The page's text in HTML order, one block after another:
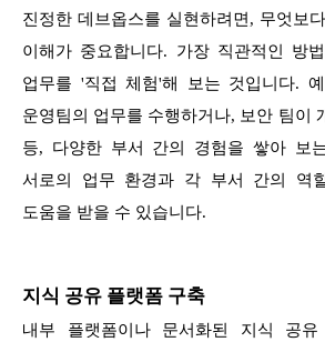
진정한 데브옵스를 실현하려면, 무엇보
이해가 중요합니다. 가장 직관적인 방
업무를 '직접 체험'해 보는 것입니다.
운영팀의 업무를 수행하거나, 보안 팀이
등, 다양한 부서 간의 경험을 쌓아 보
서로의 업무 환경과 각 부서 간의 역
도움을 받을 수 있습니다.
지식 공유 플랫폼 구축
내부 플랫폼이나 문서화된 지식 공유